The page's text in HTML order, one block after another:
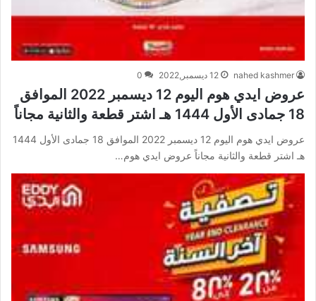
nahed kashmer 12 ديسمبر,2022 0
عروض ايدي هوم اليوم 12 ديسمبر 2022 الموافق
18 جمادى الأول 1444 هـ اشتر قطعة والثانية مجاناً
عروض ايدي هوم اليوم 12 ديسمبر 2022 الموافق 18 جمادى الأول 1444
هـ اشتر قطعة والثانية مجاناً عروض ايدي هوم…